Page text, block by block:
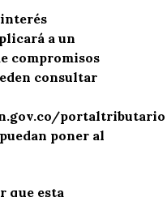
interés
a un
compromisos
consultar
portaltributario
poner al
que esta